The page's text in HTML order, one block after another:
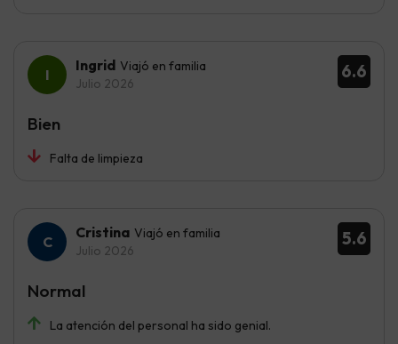
6.6
Ingrid Viajó en familia
Julio 2026
Falta de limpieza
Bien
5.6
Cristina Viajó en familia
Julio 2026
La atención del personal ha sido genial.
Normal